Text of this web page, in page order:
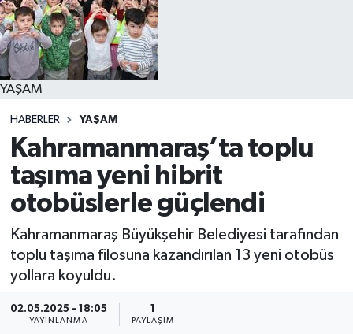
YAŞAM
HABERLER YAŞAM
Kahramanmaraş’ta toplu
taşıma yeni hibrit
otobüslerle güçlendi
Kahramanmaraş Büyükşehir Belediyesi tarafından
toplu taşıma filosuna kazandırılan 13 yeni otobüs
yollara koyuldu.
02.05.2025 - 18:05
YAYINLANMA PAYLAŞIM
YAŞAM